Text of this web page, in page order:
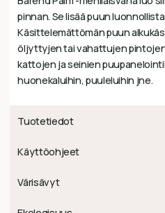
pinnan. Se lisää puun
Käsittelemättömän puun
öljyttyjen tai vahattujen
kattojen ja seinien
huonekaluihin, puuleluihin jne.
Tuotetiedot
Käyttöohjeet
Värisävyt